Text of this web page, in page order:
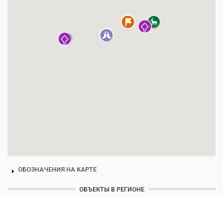
ОБОЗНАЧЕНИЯ НА КАРТЕ
ОБЪЕКТЫ В РЕГИОНЕ